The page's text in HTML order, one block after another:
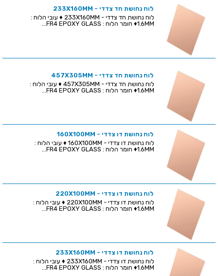
לוח נחושת חד צדדי - 233X160MM
לוח נחושת חד צדדי - 233X160MM ♦ עובי הלוח :
1.6MM♦ חומר הלוח : FR4 EPOXY GLASS...
לוח נחושת חד צדדי - 457X305MM
לוח נחושת חד צדדי - 457X305MM ♦ עובי הלוח :
1.6MM♦ חומר הלוח : FR4 EPOXY GLASS...
לוח נחושת דו צדדי - 160X100MM
לוח נחושת דו צדדי - 160X100MM ♦ עובי הלוח :
1.6MM♦ חומר הלוח : FR4 EPOXY GLASS...
לוח נחושת דו צדדי - 220X100MM
לוח נחושת דו צדדי - 220X100MM ♦ עובי הלוח :
1.6MM♦ חומר הלוח : FR4 EPOXY GLASS...
לוח נחושת דו צדדי - 233X160MM
לוח נחושת דו צדדי - 233X160MM ♦ עובי הלוח :
1.6MM♦ חומר הלוח : FR4 EPOXY GLASS...